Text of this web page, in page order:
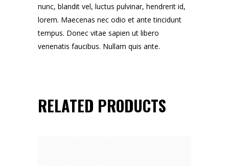
nunc, blandit vel, luctus pulvinar, hendrerit id,
lorem. Maecenas nec odio et ante tincidunt
tempus. Donec vitae sapien ut libero
venenatis faucibus. Nullam quis ante.
RELATED PRODUCTS